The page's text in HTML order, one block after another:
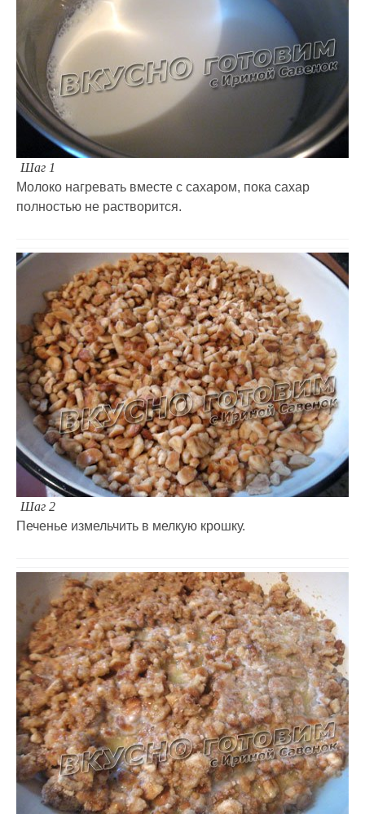
Шаг 1
Молоко нагревать вместе с сахаром, пока сахар
полностью не растворится.
Шаг 2
Печенье измельчить в мелкую крошку.